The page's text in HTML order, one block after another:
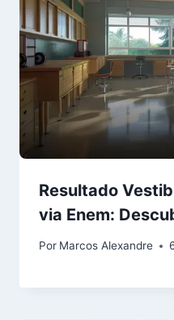
Resultado
via Enem:
Por Marcos Alexandre